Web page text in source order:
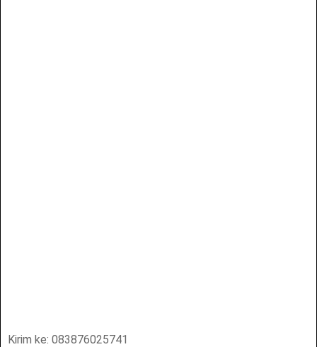
Kirim ke: 083876025741